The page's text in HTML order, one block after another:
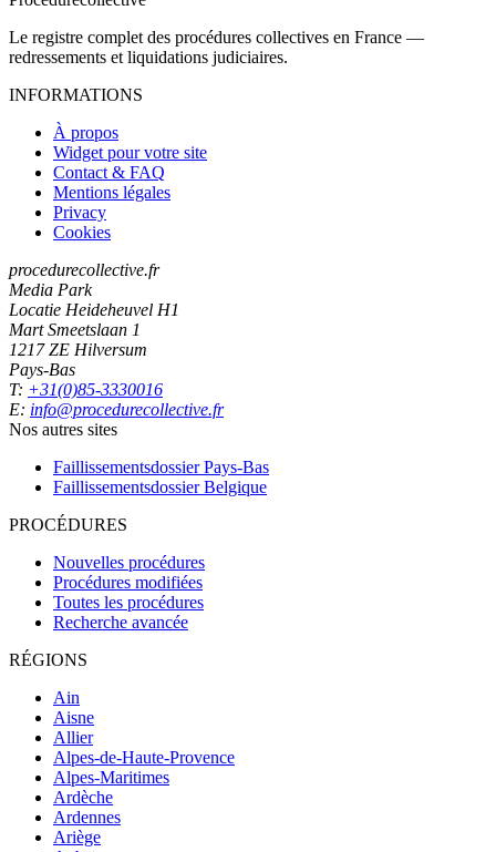
Le registre complet des procédures collectives en France —
redressements et liquidations judiciaires.
INFORMATIONS
À propos
Widget pour votre site
Contact & FAQ
Mentions légales
Privacy
Cookies
procedurecollective.fr
Media Park
Locatie Heideheuvel H1
Mart Smeetslaan 1
1217 ZE Hilversum
Pays-Bas
T: +31(0)85-3330016
E: info@procedurecollective.fr
Nos autres sites
Faillissementsdossier Pays-Bas
Faillissementsdossier Belgique
PROCÉDURES
Nouvelles procédures
Procédures modifiées
Toutes les procédures
Recherche avancée
RÉGIONS
Ain
Aisne
Allier
Alpes-de-Haute-Provence
Alpes-Maritimes
Ardèche
Ardennes
Ariège